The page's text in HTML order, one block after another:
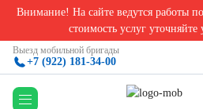
Внимание! На сайте ведутся работы
стоимость услуг уточняйте
Выезд мобильной бригады
+7 (922) 181-34-00
Аллергологические анализы в
Аллерген e1 -
кошки, IgE